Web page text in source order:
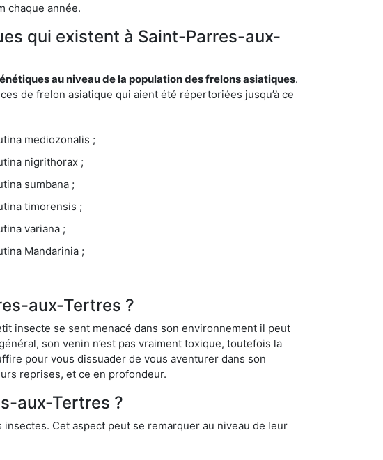
chaque année.
qui existent à Saint-Parres-aux-
au niveau de la population des frelons asiatiques.
de frelon asiatique qui aient été répertoriées jusqu’à ce
mediozonalis ;
nigrithorax ;
sumbana ;
timorensis ;
variana ;
Mandarinia ;
aux-Tertres ?
insecte se sent menacé dans son environnement il peut
son venin n’est pas vraiment toxique, toutefois la
pour vous dissuader de vous aventurer dans son
reprises, et ce en profondeur.
aux-Tertres ?
Cet aspect peut se remarquer au niveau de leur